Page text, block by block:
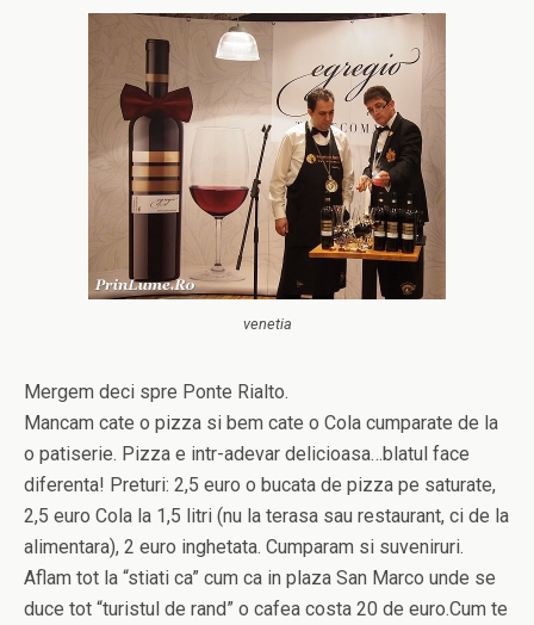
venetia
Mergem deci spre Ponte Rialto.
Mancam cate o pizza si bem cate o Cola cumparate de la
o patiserie. Pizza e intr-adevar delicioasa…blatul face
diferenta! Preturi: 2,5 euro o bucata de pizza pe saturate,
2,5 euro Cola la 1,5 litri (nu la terasa sau restaurant, ci de la
alimentara), 2 euro inghetata. Cumparam si suveniruri.
Aflam tot la “stiati ca” cum ca in plaza San Marco unde se
duce tot “turistul de rand” o cafea costa 20 de euro.Cum te